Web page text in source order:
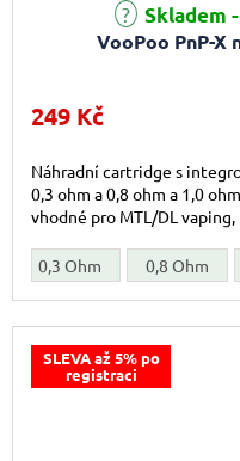
VooPoo PnP-X
Skladem
249 Kč
Náhradní cartridge s
0,3 ohm a 0,8 ohm a 1,0
vhodné pro MTL/DL vaping,
0,3 Ohm 0,8 Ohm
SLEVA až 5% po
registraci